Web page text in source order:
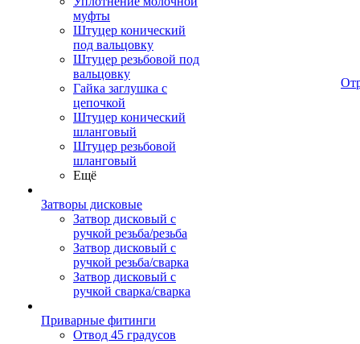
муфты
Штуцер конический
под вальцовку
Штуцер резьбовой под
вальцовку
Гайка заглушка с
цепочкой
Штуцер конический
шланговый
Штуцер резьбовой
шланговый
Ещё
Затворы дисковые
Затвор дисковый с
ручкой резьба/резьба
Затвор дисковый с
ручкой резьба/сварка
Затвор дисковый с
ручкой сварка/сварка
Приварные фитинги
Отвод 45 градусов